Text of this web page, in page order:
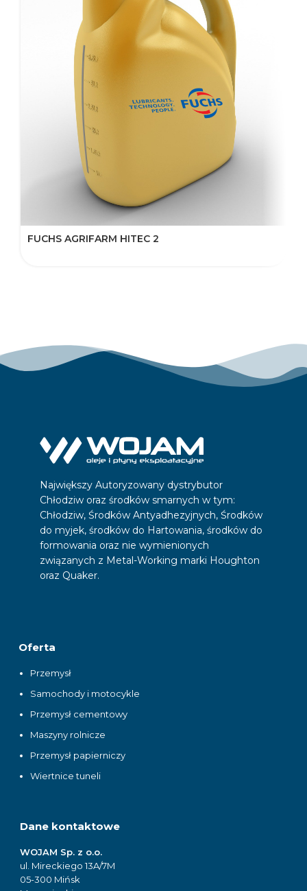
FUCHS AGRIFARM HITEC 2
Największy Autoryzowany dystrybutor
Chłodziw oraz środków smarnych w tym:
Chłodziw, Środków Antyadhezyjnych, Środków
do myjek, środków do Hartowania, środków do
formowania oraz nie wymienionych
związanych z Metal-Working marki Houghton
oraz Quaker.
Oferta
Przemysł
Samochody i motocykle
Przemysł cementowy
Maszyny rolnicze
Przemysł papierniczy
Wiertnice tuneli
Dane kontaktowe
WOJAM Sp. z o.o.
ul. Mireckiego 13A/7M
05-300 Mińsk